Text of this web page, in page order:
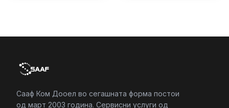
Сааф Ком Дооел во сегашната форма постои
од март 2003 година. Сервисни услуги од